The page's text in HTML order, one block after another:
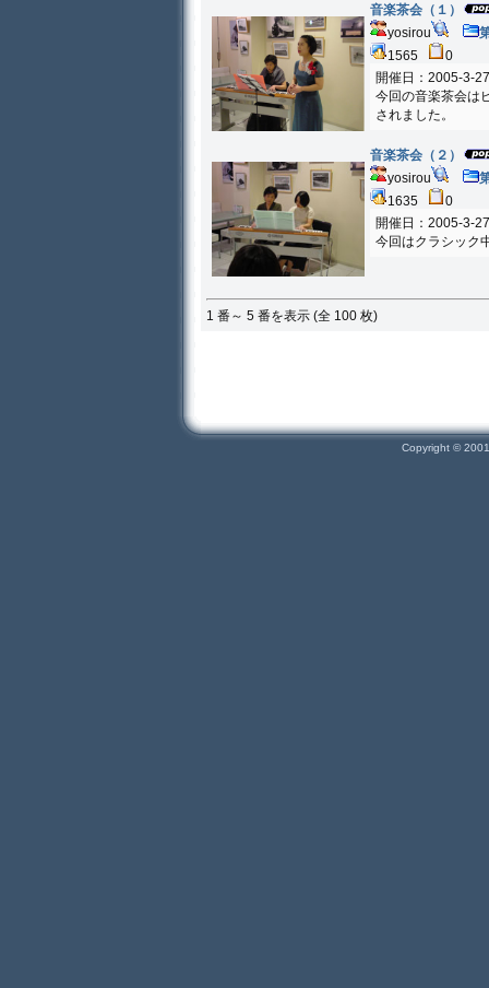
音楽茶会（１）
yosirou
1565
0
開催日：2005-3-27
今回の音楽茶会は
されました。
音楽茶会（２）
yosirou
1635
0
開催日：2005-3-27
今回はクラシック
1 番～ 5 番を表示 (全 100 枚)
Copyright ©